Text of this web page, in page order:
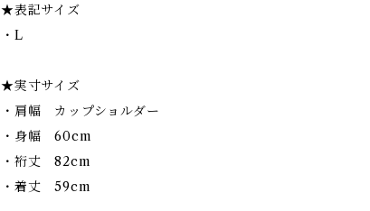
★表記サイズ
・L
★実寸サイズ
・肩幅 カップショルダー
・身幅 60cm
・裄丈 82cm
・着丈 59cm